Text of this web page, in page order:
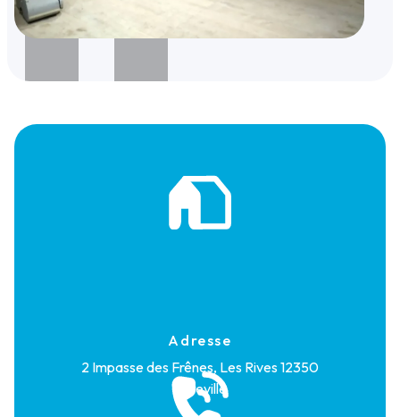
Adresse
2 Impasse des Frênes, Les Rives12350
Maleville